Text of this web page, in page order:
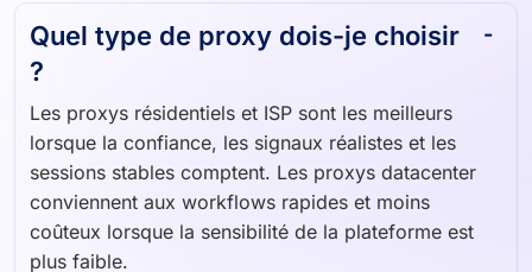
Quel type de proxy dois-je choisir
?
Les proxys résidentiels et ISP sont les meilleurs
lorsque la confiance, les signaux réalistes et les
sessions stables comptent. Les proxys datacenter
conviennent aux workflows rapides et moins
coûteux lorsque la sensibilité de la plateforme est
plus faible.